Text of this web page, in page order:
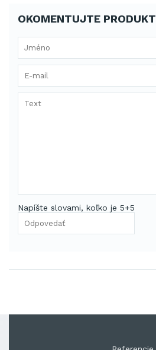
OKOMENTUJTE PRODUKT
Napíšte slovami, koľko je 5+5